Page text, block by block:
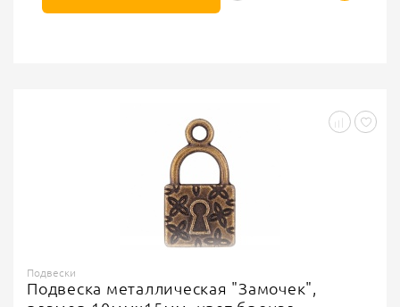
Подвески
Подвеска металлическая "Замочек",